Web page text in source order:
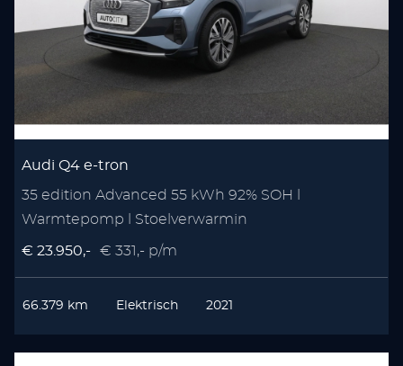
Audi Q4 e-tron
35 edition Advanced 55 kWh 92% SOH l
Warmtepomp l Stoelverwarmin
€ 23.950,- € 331,- p/m
66.379 km Elektrisch 2021